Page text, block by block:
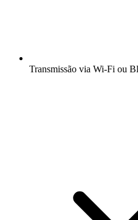
Transmissão via Wi-Fi ou